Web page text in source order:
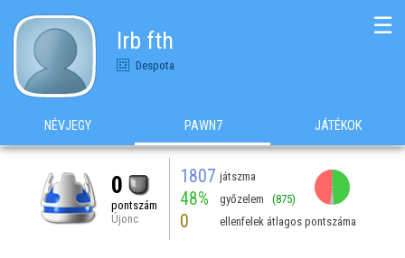
lrb fth
Despota
☰
NÉVJEGY PAWN7 JÁTÉKOK
0
pontszám
Újonc
1807 játszma
48% győzelem (875)
0 ellenfelek átlagos pontszáma